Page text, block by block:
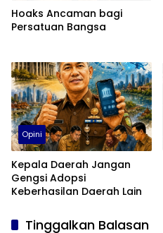
Hoaks Ancaman bagi
Persatuan Bangsa
Opini
Kepala Daerah Jangan
Gengsi Adopsi
Keberhasilan Daerah Lain
Tinggalkan Balasan